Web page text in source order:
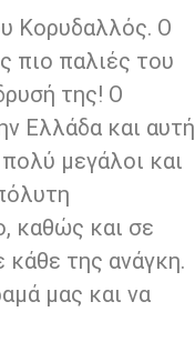
Κορυδαλλός. Ο
πιο παλιές του
της! Ο
Ελλάδα και αυτή
μεγάλοι και
καθώς και σε
κάθε της ανάγκη.
μας και να